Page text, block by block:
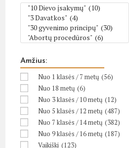
Amžius:
Nuo 1 klasės / 7 metų (56)
Nuo 18 metų (6)
Nuo 3 klasės / 10 metų (12)
Nuo 5 klasės / 12 metų (487)
Nuo 7 klasės / 14 metų (382)
Nuo 9 klasės / 16 metų (187)
Vaikiški (123)